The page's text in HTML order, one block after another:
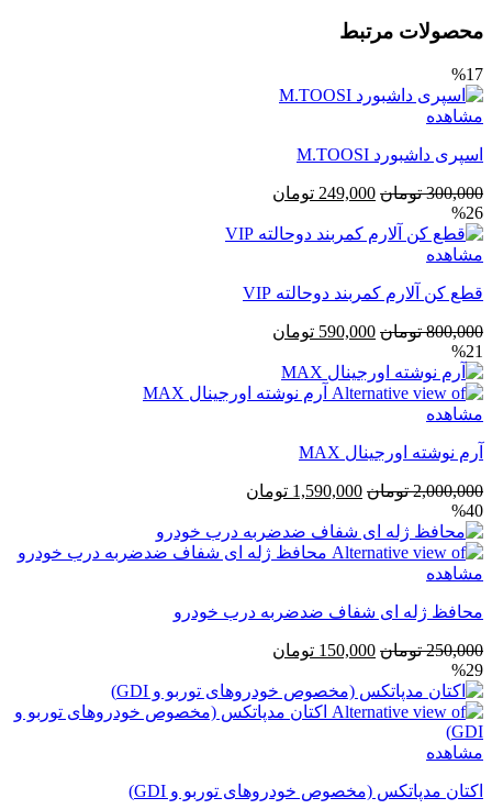
محصولات مرتبط
%17
مشاهده
اسپری داشبورد M.TOOSI
300,000 تومان قیمت
300,000 تومان
249,000 تومان
%26
مشاهده
قطع کن آلارم کمربند دوحالته VIP
800,000 تومان قیمت
800,000 تومان
بود.
590,000 تومان
است.
%21
مشاهده
آرم نوشته اورجینال MAX
2,000,000 تومان قیمت
2,000,000 تومان
بود.
1,590,000 تومان
1,590,000 تومان
است.
%40
مشاهده
محافظ ژله ای شفاف ضد‌ضربه درب خودرو
250,000 تومان قیمت
250,000 تومان
بود.
150,000 تومان
150,000 تومان
است.
%29
مشاهده
اکتان مدپاتکس (مخصوص خودروهای توربو و GDI)